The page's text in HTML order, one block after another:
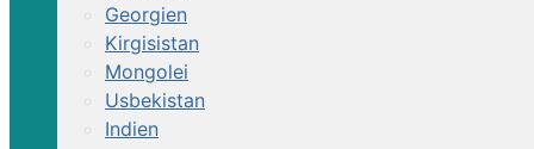
Georgien
Kirgisistan
Mongolei
Usbekistan
Indien